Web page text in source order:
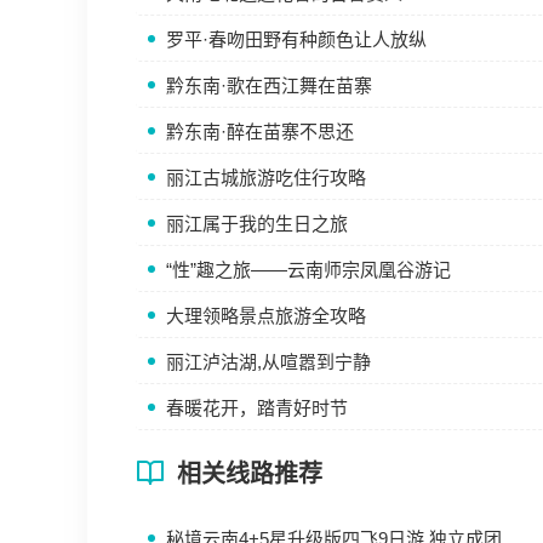
罗平·春吻田野有种颜色让人放纵
黔东南·歌在西江舞在苗寨
黔东南·醉在苗寨不思还
丽江古城旅游吃住行攻略
丽江属于我的生日之旅
“性”趣之旅——云南师宗凤凰谷游记
大理领略景点旅游全攻略
丽江泸沽湖,从喧嚣到宁静
春暖花开，踏青好时节
相关线路推荐
秘境云南4+5星升级版四飞9日游 独立成团